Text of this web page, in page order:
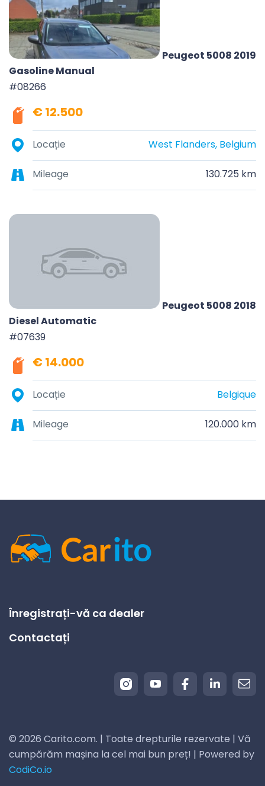
Peugeot 5008 2019
Gasoline Manual
#08266
€ 12.500
Locație West Flanders, Belgium
Mileage 130.725 km
Peugeot 5008 2018
Diesel Automatic
#07639
€ 14.000
Locație Belgique
Mileage 120.000 km
Înregistrați-vă ca dealer
Contactați
© 2026 Carito.com. | Toate drepturile rezervate | Vă
cumpărăm mașina la cel mai bun preț! | Powered by
CodiCo.io